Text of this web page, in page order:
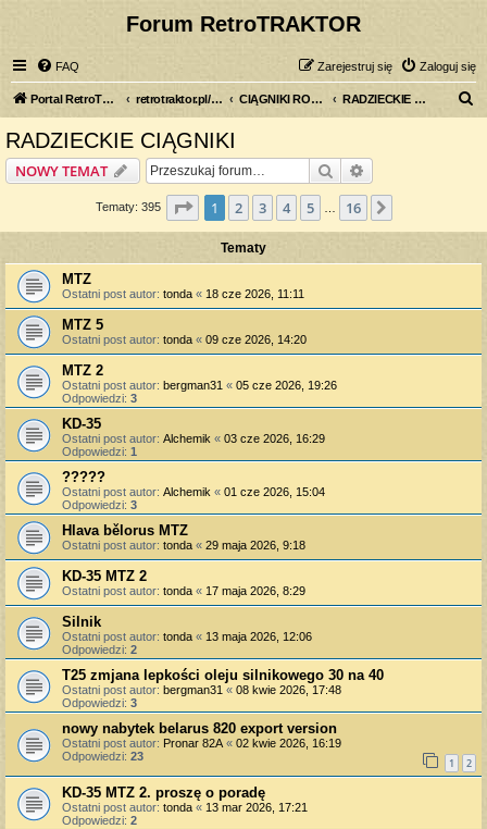
Forum RetroTRAKTOR
FAQ Zaloguj się
Zarejestruj się
Portal RetroTRAKTOR.pl retrotraktor.pl/forum CIĄGNIKI ROLNICZE RADZIECKIE CIĄGNIKI
RADZIECKIE CIĄGNIKI
NOWY TEMAT Szukaj
Tematy: 395 Strona1 z16
1 2 3 4 5 16
Tematy
MTZ
Ostatni post autor: tonda « 18 cze 2026, 11:11
MTZ 5
Ostatni post autor: tonda « 09 cze 2026, 14:20
MTZ 2
Ostatni post autor: bergman31 « 05 cze 2026, 19:26
Odpowiedzi: 3
KD-35
Ostatni post autor: Alchemik « 03 cze 2026, 16:29
Odpowiedzi: 1
?????
Ostatni post autor: Alchemik « 01 cze 2026, 15:04
Odpowiedzi: 3
Hlava bělorus MTZ
Ostatni post autor: tonda « 29 maja 2026, 9:18
KD-35 MTZ 2
Ostatni post autor: tonda « 17 maja 2026, 8:29
Silnik
Ostatni post autor: tonda « 13 maja 2026, 12:06
Odpowiedzi: 2
T25 zmjana lepkości oleju silnikowego 30 na 40
Ostatni post autor: bergman31 « 08 kwie 2026, 17:48
Odpowiedzi: 3
nowy nabytek belarus 820 export version
Ostatni post autor: Pronar 82A « 02 kwie 2026, 16:19
Odpowiedzi: 23 1 2
KD-35 MTZ 2. proszę o poradę
Ostatni post autor: tonda « 13 mar 2026, 17:21
Odpowiedzi: 2